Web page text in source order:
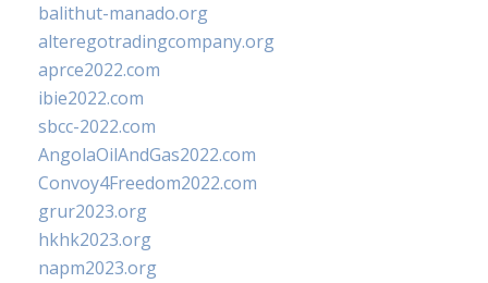
balithut-manado.org
alteregotradingcompany.org
aprce2022.com
ibie2022.com
sbcc-2022.com
AngolaOilAndGas2022.com
Convoy4Freedom2022.com
grur2023.org
hkhk2023.org
napm2023.org